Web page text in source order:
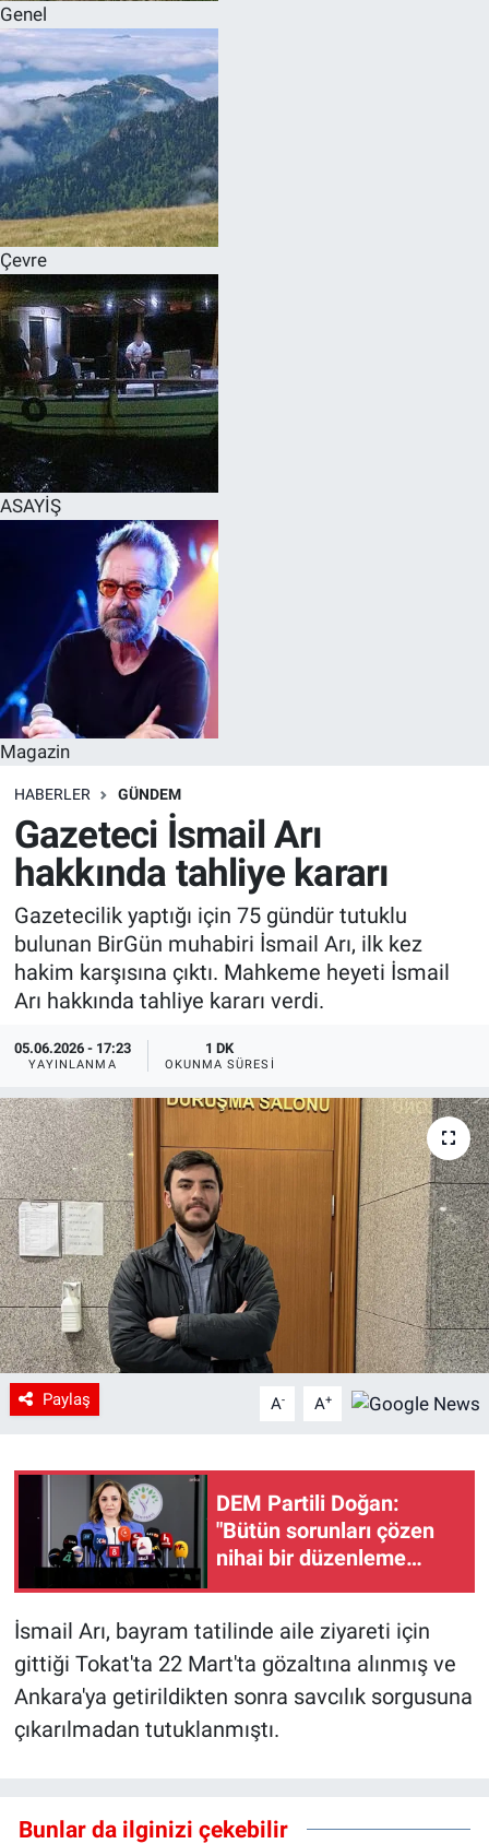
Genel
Çevre
ASAYİŞ
Magazin
HABERLER GÜNDEM
Gazeteci İsmail Arı
hakkında tahliye kararı
Gazetecilik yaptığı için 75 gündür tutuklu
bulunan BirGün muhabiri İsmail Arı, ilk kez
hakim karşısına çıktı. Mahkeme heyeti İsmail
Arı hakkında tahliye kararı verdi.
05.06.2026 - 17:23
YAYINLANMA
1 DK
OKUNMA SÜRESI
Paylaş A- A+
DEM Partili Doğan:
"Bütün sorunları çözen
nihai bir düzenleme
İsmail Arı, bayram tatilinde aile ziyareti için
gittiği Tokat'ta 22 Mart'ta gözaltına alınmış ve
Ankara'ya getirildikten sonra savcılık sorgusuna
çıkarılmadan tutuklanmıştı.
Bunlar da ilginizi çekebilir